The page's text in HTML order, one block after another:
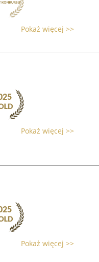
Pokaż więcej >>
Pokaż więcej >>
Pokaż więcej >>